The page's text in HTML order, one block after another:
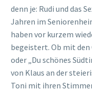
denn je: Rudi und das
Jahren im
haben vor kurzem
begeistert. Ob mit den
oder „Du schönes
von Klaus an der
Toni mit ihren